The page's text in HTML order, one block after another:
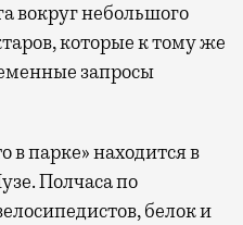
вокруг небольшого
которые к тому же
запросы
в парке» находится в
Полчаса по
белок и